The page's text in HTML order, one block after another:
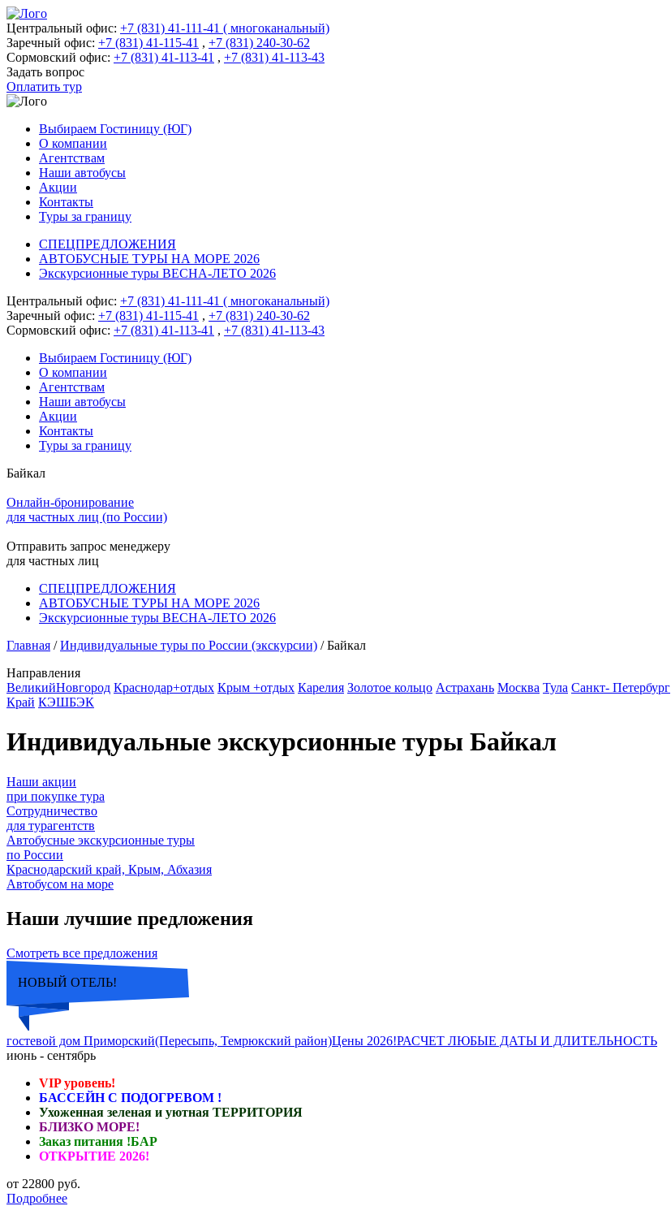
Центральный офис: +7 (831) 41-111-41 ( многоканальный)
Заречный офис: +7 (831) 41-115-41 , +7 (831) 240-30-62
Сормовский офис: +7 (831) 41-113-41 , +7 (831) 41-113-43
Задать вопрос
Оплатить тур
Выбираем Гостиницу (ЮГ)
О компании
Агентствам
Наши автобусы
Акции
Контакты
Туры за границу
СПЕЦПРЕДЛОЖЕНИЯ
АВТОБУСНЫЕ ТУРЫ НА МОРЕ 2026
Экскурсионные туры ВЕСНА-ЛЕТО 2026
Центральный офис: +7 (831) 41-111-41 ( многоканальный)
Заречный офис: +7 (831) 41-115-41 , +7 (831) 240-30-62
Сормовский офис: +7 (831) 41-113-41 , +7 (831) 41-113-43
Выбираем Гостиницу (ЮГ)
О компании
Агентствам
Наши автобусы
Акции
Контакты
Туры за границу
Байкал
Онлайн-бронирование
для частных лиц (по России)
Отправить запрос менеджеру
для частных лиц
СПЕЦПРЕДЛОЖЕНИЯ
АВТОБУСНЫЕ ТУРЫ НА МОРЕ 2026
Экскурсионные туры ВЕСНА-ЛЕТО 2026
Главная /Индивидуальные туры по России (экскурсии) /Байкал
Направления
ВеликийНовгород Краснодар+отдых Крым +отдых Карелия Золотое кольцо Астрахань Москва Тула Санкт- Петербург
Край КЭШБЭК
Индивидуальные экскурсионные туры Байкал
Наши акции
при покупке тура
Сотрудничество
для турагентств
Автобусные экскурсионные туры
по России
Краснодарский край, Крым, Абхазия
Автобусом на море
Наши лучшие предложения
Смотреть все предложения
НОВЫЙ ОТЕЛЬ!
гостевой дом Приморский(Пересыпь, Темрюкский район)Цены 2026!РАСЧЕТ ЛЮБЫЕ ДАТЫ И ДЛИТЕЛЬНОСТЬ
июнь - сентябрь
VIP уровень!
БАССЕЙН С ПОДОГРЕВОМ !
Ухоженная зеленая и уютная ТЕРРИТОРИЯ
БЛИЗКО МОРЕ!
Заказ питания !БАР
ОТКРЫТИЕ 2026!
от 22800 руб.
Подробнее